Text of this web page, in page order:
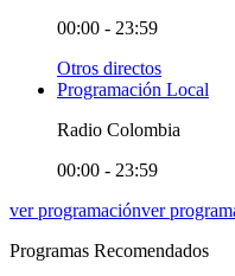
00:00 - 23:59
Otros directos
Programación Local
Radio Colombia
00:00 - 23:59
ver programaciónver
Programas Recomendados